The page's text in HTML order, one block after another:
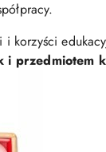
korzyści
i przedmiotem